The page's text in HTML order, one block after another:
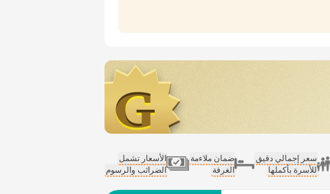
سعر إجمالي دقيق
للأسرة بأكملها
ضمان ملاءمة
الغرفة
الأسعار تشمل
الضرائب والرسوم